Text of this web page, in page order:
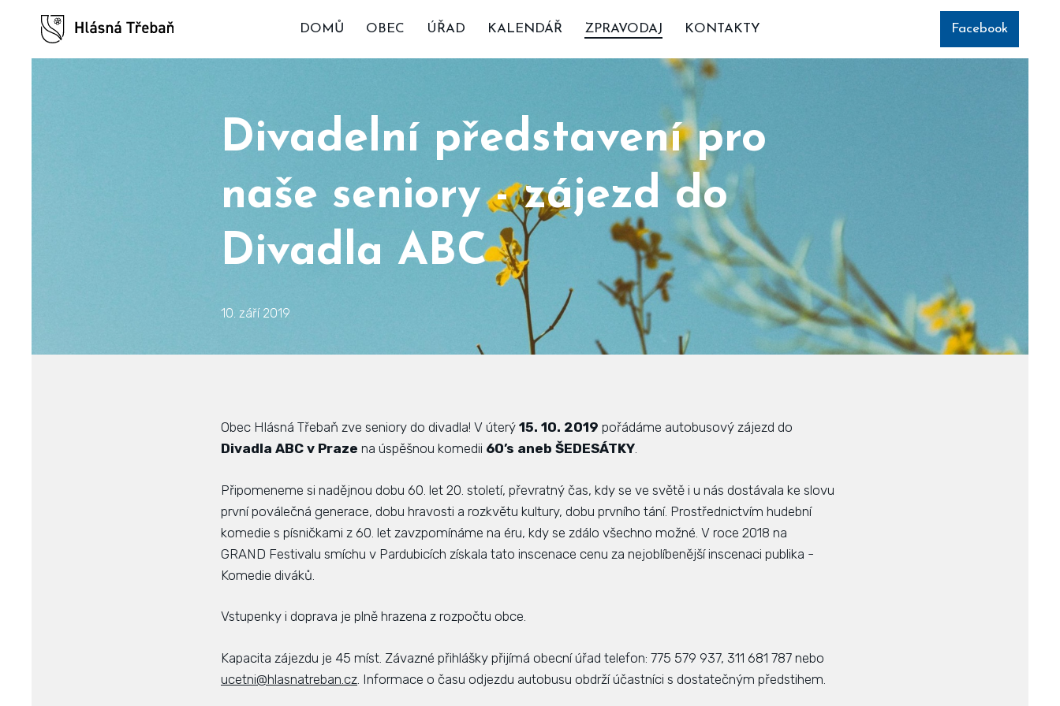
DOMŮ OBEC ÚŘAD KALENDÁŘ ZPRAVODAJ KONTAKTY Facebook
Divadelní představení pro
naše seniory - zájezd do
Divadla ABC
10. září 2019
Obec Hlásná Třebaň zve seniory do divadla! V úterý 15. 10. 2019 pořádáme autobusový zájezd do
Divadla ABC v Praze na úspěšnou komedii 60’s aneb ŠEDESÁTKY.
Připomeneme si nadějnou dobu 60. let 20. století, převratný čas, kdy se ve světě i u nás dostávala ke slovu
první poválečná generace, dobu hravosti a rozkvětu kultury, dobu prvního tání. Prostřednictvím hudební
komedie s písničkami z 60. let zavzpomínáme na éru, kdy se zdálo všechno možné. V roce 2018 na
GRAND Festivalu smíchu v Pardubicích získala tato inscenace cenu za nejoblíbenější inscenaci publika -
Komedie diváků.
Vstupenky i doprava je plně hrazena z rozpočtu obce.
Kapacita zájezdu je 45 míst. Závazné přihlášky přijímá obecní úřad telefon: 775 579 937, 311 681 787 nebo
ucetni@hlasnatreban.cz . Informace o času odjezdu autobusu obdrží účastníci s dostatečným předstihem.